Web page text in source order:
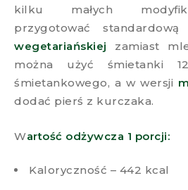
kilku małych
przygotować
wegetariańskiej zamiast
można użyć śmietanki
śmietankowego, a w wersji
dodać pierś z kurczaka.
Wartość odżywcza 1 porcji:
Kaloryczność – 442 kcal